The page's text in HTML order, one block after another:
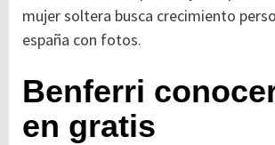
mujer soltera busca crecimiento
españa con fotos.
Benferri
en gratis